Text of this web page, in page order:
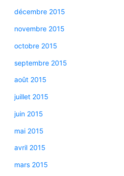
décembre 2015
novembre 2015
octobre 2015
septembre 2015
août 2015
juillet 2015
juin 2015
mai 2015
avril 2015
mars 2015